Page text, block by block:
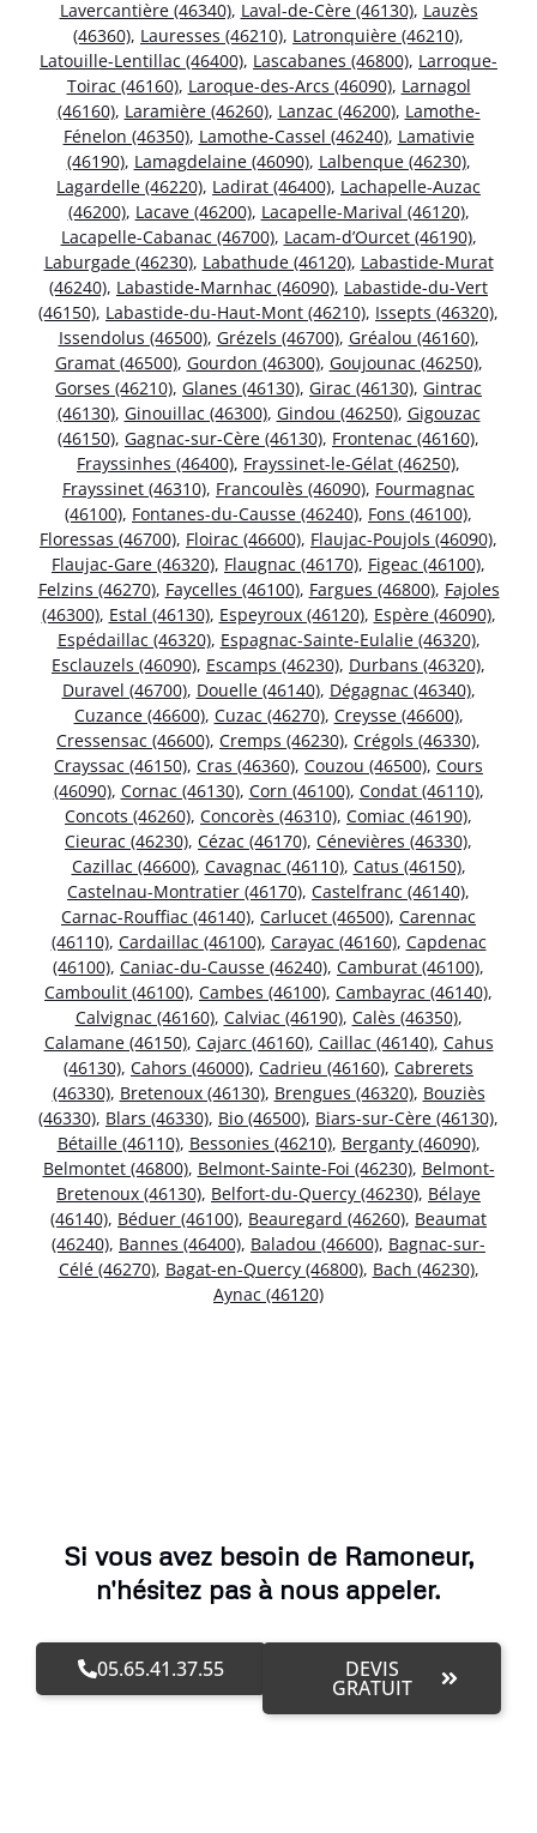
Lavercantière (46340), Laval-de-Cère (46130), Lauzès
(46360), Lauresses (46210), Latronquière (46210),
Latouille-Lentillac (46400), Lascabanes (46800), Larroque-
Toirac (46160), Laroque-des-Arcs (46090), Larnagol
(46160), Laramière (46260), Lanzac (46200), Lamothe-
Fénelon (46350), Lamothe-Cassel (46240), Lamativie
(46190), Lamagdelaine (46090), Lalbenque (46230),
Lagardelle (46220), Ladirat (46400), Lachapelle-Auzac
(46200), Lacave (46200), Lacapelle-Marival (46120),
Lacapelle-Cabanac (46700), Lacam-d’Ourcet (46190),
Laburgade (46230), Labathude (46120), Labastide-Murat
(46240), Labastide-Marnhac (46090), Labastide-du-Vert
(46150), Labastide-du-Haut-Mont (46210), Issepts (46320),
Issendolus (46500), Grézels (46700), Gréalou (46160),
Gramat (46500), Gourdon (46300), Goujounac (46250),
Gorses (46210), Glanes (46130), Girac (46130), Gintrac
(46130), Ginouillac (46300), Gindou (46250), Gigouzac
(46150), Gagnac-sur-Cère (46130), Frontenac (46160),
Frayssinhes (46400), Frayssinet-le-Gélat (46250),
Frayssinet (46310), Francoulès (46090), Fourmagnac
(46100), Fontanes-du-Causse (46240), Fons (46100),
Floressas (46700), Floirac (46600), Flaujac-Poujols (46090),
Flaujac-Gare (46320), Flaugnac (46170), Figeac (46100),
Felzins (46270), Faycelles (46100), Fargues (46800), Fajoles
(46300), Estal (46130), Espeyroux (46120), Espère (46090),
Espédaillac (46320), Espagnac-Sainte-Eulalie (46320),
Esclauzels (46090), Escamps (46230), Durbans (46320),
Duravel (46700), Douelle (46140), Dégagnac (46340),
Cuzance (46600), Cuzac (46270), Creysse (46600),
Cressensac (46600), Cremps (46230), Crégols (46330),
Crayssac (46150), Cras (46360), Couzou (46500), Cours
(46090), Cornac (46130), Corn (46100), Condat (46110),
Concots (46260), Concorès (46310), Comiac (46190),
Cieurac (46230), Cézac (46170), Cénevières (46330),
Cazillac (46600), Cavagnac (46110), Catus (46150),
Castelnau-Montratier (46170), Castelfranc (46140),
Carnac-Rouffiac (46140), Carlucet (46500), Carennac
(46110), Cardaillac (46100), Carayac (46160), Capdenac
(46100), Caniac-du-Causse (46240), Camburat (46100),
Camboulit (46100), Cambes (46100), Cambayrac (46140),
Calvignac (46160), Calviac (46190), Calès (46350),
Calamane (46150), Cajarc (46160), Caillac (46140), Cahus
(46130), Cahors (46000), Cadrieu (46160), Cabrerets
(46330), Bretenoux (46130), Brengues (46320), Bouziès
(46330), Blars (46330), Bio (46500), Biars-sur-Cère (46130),
Bétaille (46110), Bessonies (46210), Berganty (46090),
Belmontet (46800), Belmont-Sainte-Foi (46230), Belmont-
Bretenoux (46130), Belfort-du-Quercy (46230), Bélaye
(46140), Béduer (46100), Beauregard (46260), Beaumat
(46240), Bannes (46400), Baladou (46600), Bagnac-sur-
Célé (46270), Bagat-en-Quercy (46800), Bach (46230),
Aynac (46120)
Si vous avez besoin de Ramoneur,
n'hésitez pas à nous appeler.
05.65.41.37.55 DEVIS
GRATUIT